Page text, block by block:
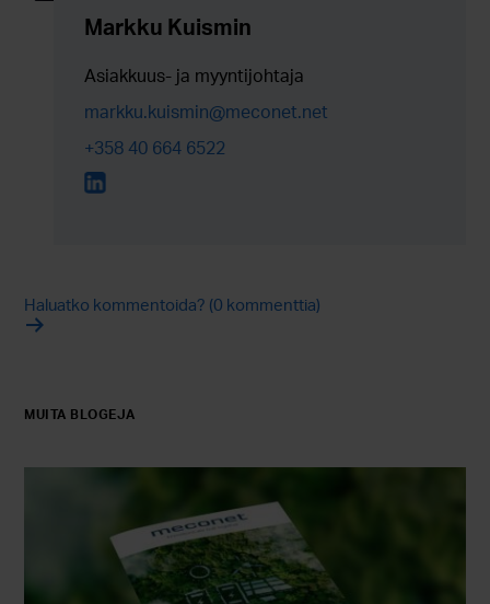
Markku Kuismin
Asiakkuus- ja myyntijohtaja
markku.kuismin@meconet.net
+358 40 664 6522
Haluatko kommentoida? (0 kommenttia)
MUITA BLOGEJA